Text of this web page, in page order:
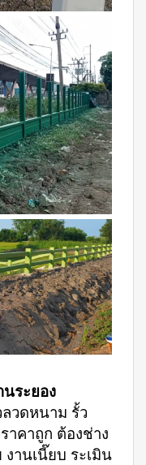
ระยอง
วดหนาม รั้ว
คาถูก ต้องช่าง
านเนี๊ยบ ระเมิน